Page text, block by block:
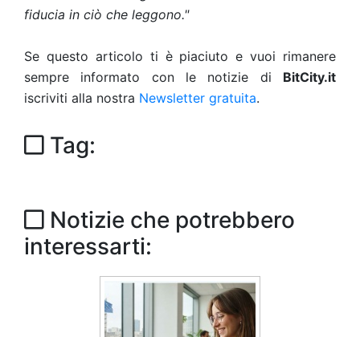
fiducia in ciò che leggono."
Se questo articolo ti è piaciuto e vuoi rimanere
sempre informato con le notizie di BitCity.it
iscriviti alla nostra Newsletter gratuita.
Tag:
Notizie che potrebbero
interessarti: